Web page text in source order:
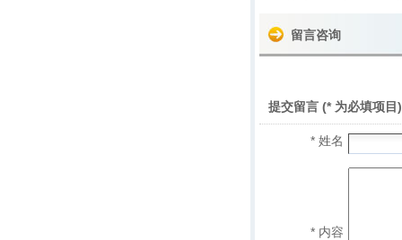
留言咨询
提交留言 (* 为必填项目)
* 姓名
* 内容